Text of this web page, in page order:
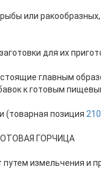
или
для их
главным
к готовым
(товарная позиция
ГОРЧИЦА
измельчения и